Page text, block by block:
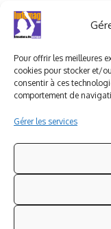
Pour offrir les meilleures
cookies pour stocker et/
consentir à ces
comportement de
Gérer les services